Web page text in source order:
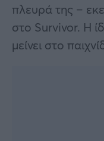
πλευρά της –
στο Survivor. Η
μείνει στο